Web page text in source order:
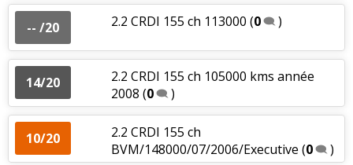
-- /20 2.2 CRDI 155 ch 113000 (0 )
14/20
2.2 CRDI 155 ch 105000 kms année
2008 (0 )
10/20
2.2 CRDI 155 ch
BVM/148000/07/2006/Executive (0 )